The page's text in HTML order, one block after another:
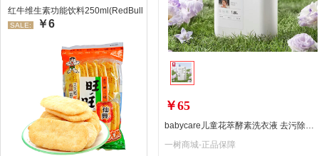
红牛维生素功能饮料250ml(RedBull/红牛)
SALE: ￥6
￥65
babycare儿童花萃酵素洗衣液 去污除菌香氛洗衣液 维也纳蓝风铃 1.8L
一树商城-正品保障